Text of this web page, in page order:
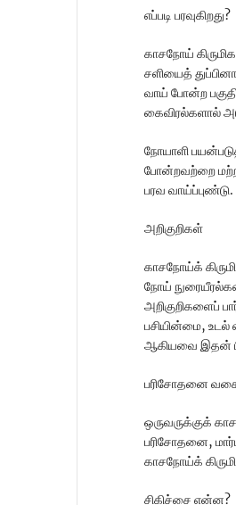
எப்படி பரவுகிறது?
காசநோய்
சளியைத்
வாய் போன்ற
கைவிரல்களால்
நோயாளி
போன்றவற்றை
பரவ வாய்ப்புண்டு.
அறிகுறிகள்
காசநோய்க்
நோய்
அறிகுறிகளைப்
பசியின்மை, உடல்
ஆகியவை இதன்
பரிசோதனை
ஒருவருக்குக்
பரிசோதனை,
காசநோய்க்
சிகிச்சை என்ன?